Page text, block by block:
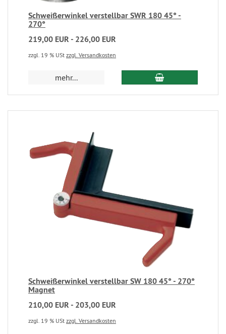
Schweißerwinkel verstellbar SWR 180 45° -
270°
219,00 EUR - 226,00 EUR
zzgl. 19 % USt zzgl. Versandkosten
mehr...
Schweißerwinkel verstellbar SW 180 45° - 270°
Magnet
210,00 EUR - 203,00 EUR
zzgl. 19 % USt zzgl. Versandkosten